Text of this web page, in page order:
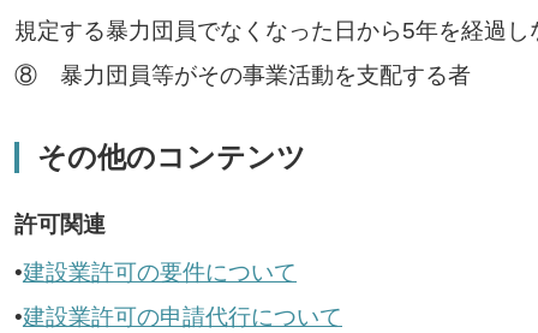
規定する暴力団員でなくなった日から5年を経過
⑧ 暴力団員等がその事業活動を支配する者
その他のコンテンツ
許可関連
•建設業許可の要件について
•建設業許可の申請代行について